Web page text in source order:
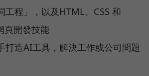
工程」，以及HTML、CSS 和
頁開發技能
打造AI工具，解決工作或公司問題